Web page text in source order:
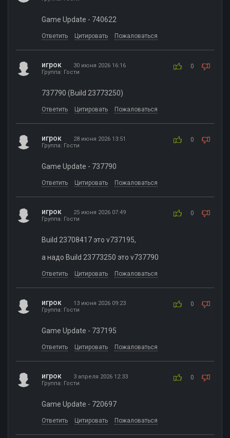
Game Update - 740622
Ответить Цитировать Пожаловаться
игрок
30 июня 2026 16:16
Группа: Гости
0
737790 (Build 23773250)
Ответить Цитировать Пожаловаться
игрок
28 июня 2026 13:51
Группа: Гости
0
Game Update - 737790
Ответить Цитировать Пожаловаться
игрок
25 июня 2026 07:49
Группа: Гости
0
Build 23708417 это v737195,
а надо Build 23773250 это v737790
Ответить Цитировать Пожаловаться
игрок
13 июня 2026 09:23
Группа: Гости
0
Game Update - 737195
Ответить Цитировать Пожаловаться
игрок
3 апреля 2026 12:33
Группа: Гости
0
Game Update - 720697
Ответить Цитировать Пожаловаться